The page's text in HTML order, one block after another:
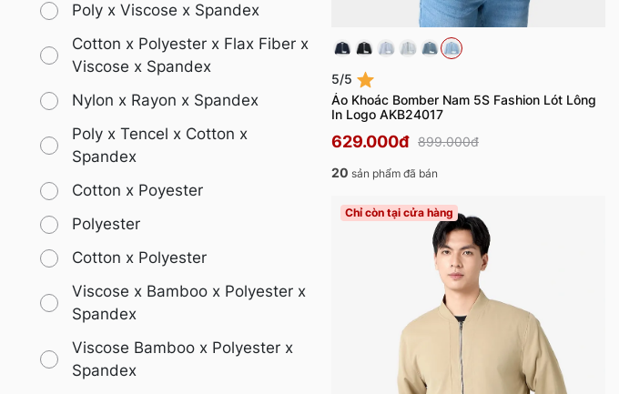
Poly x Viscose x Spandex
Cotton x Polyester x Flax Fiber x
Viscose x Spandex
Nylon x Rayon x Spandex
Poly x Tencel x Cotton x
Spandex
Cotton x Poyester
Polyester
Cotton x Polyester
Viscose x Bamboo x Polyester x
Spandex
Viscose Bamboo x Polyester x
Spandex
5/5
Áo Khoác Bomber Nam 5S Fashion Lót Lông
In Logo AKB24017
629.000đ 899.000đ
20 sản phẩm đã bán
Chỉ còn tại cửa hàng